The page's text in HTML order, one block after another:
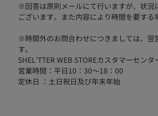
※回答は原則メールにて行いますが、状
ございます。また内容により時間を要する
※時間外のお問合わせにつきましては、翌
す。
SHEL'TTER WEB STOREカスタマーセンタ
営業時間：平日10：30～18：00
定休日 ：土日祝日及び年末年始